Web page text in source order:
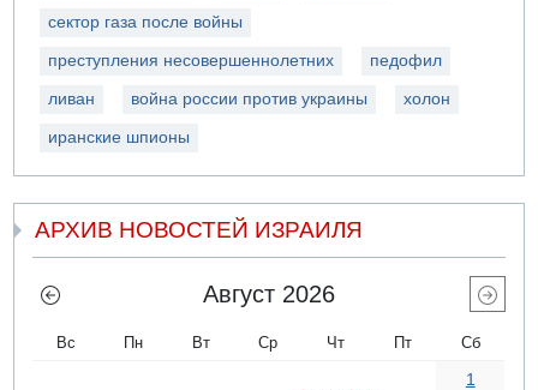
сектор газа после войны
преступления несовершеннолетних педофил
ливан война россии против украины холон
иранские шпионы
АРХИВ НОВОСТЕЙ ИЗРАИЛЯ
Август 2026
Вс Пн Вт Ср Чт Пт Сб
1